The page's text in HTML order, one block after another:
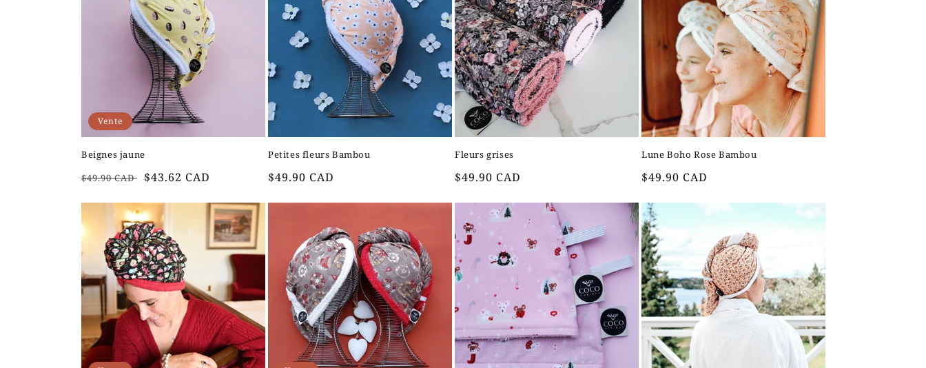
Vente
Beignes jaune
Prix
$49.90 CAD
Prix
$43.62 CAD
Petites fleurs Bambou
Prix
$49.90 CAD
Fleurs grises
Prix
$49.90 CAD
Lune Boho Rose Bambou
Prix
$49.90 CAD